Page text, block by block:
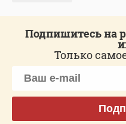
Подпишитесь на
Только